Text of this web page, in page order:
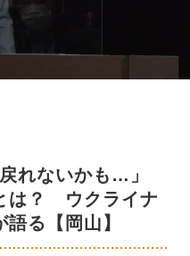
れないかも…」
は？ ウクライナ
る【岡山】